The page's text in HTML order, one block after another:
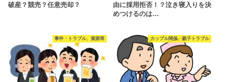
破産？競売？任意売却？
由に採用拒否！？泣き寝入りを決
めつけるのは…
事件・トラブル、貧困等 カップル関係、親子トラブル